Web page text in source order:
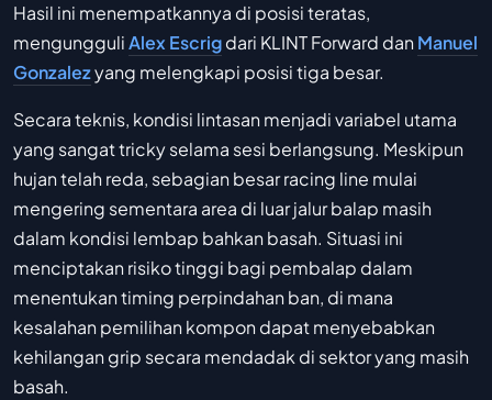
Hasil ini menempatkannya di posisi teratas,
mengungguliAlex Escrigdari KLINT Forward danManuel
Gonzalezyang melengkapi posisi tiga besar.
Secara teknis, kondisi lintasan menjadi variabel utama
yang sangat tricky selama sesi berlangsung. Meskipun
hujan telah reda, sebagian besar racing line mulai
mengering sementara area di luar jalur balap masih
dalam kondisi lembap bahkan basah. Situasi ini
menciptakan risiko tinggi bagi pembalap dalam
menentukan timing perpindahan ban, di mana
kesalahan pemilihan kompon dapat menyebabkan
kehilangan grip secara mendadak di sektor yang masih
basah.